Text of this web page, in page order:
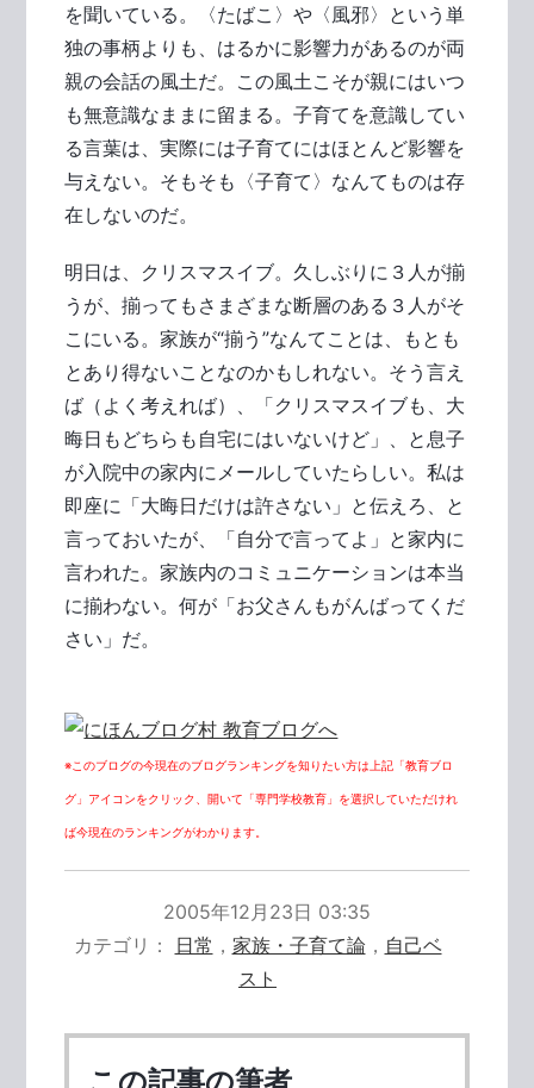
を聞いている。〈たばこ〉や〈風邪〉という単
独の事柄よりも、はるかに影響力があるのが両
親の会話の風土だ。この風土こそが親にはいつ
も無意識なままに留まる。子育てを意識してい
る言葉は、実際には子育てにはほとんど影響を
与えない。そもそも〈子育て〉なんてものは存
在しないのだ。
明日は、クリスマスイブ。久しぶりに３人が揃
うが、揃ってもさまざまな断層のある３人がそ
こにいる。家族が“揃う”なんてことは、もとも
とあり得ないことなのかもしれない。そう言え
ば（よく考えれば）、「クリスマスイブも、大
晦日もどちらも自宅にはいないけど」、と息子
が入院中の家内にメールしていたらしい。私は
即座に「大晦日だけは許さない」と伝えろ、と
言っておいたが、「自分で言ってよ」と家内に
言われた。家族内のコミュニケーションは本当
に揃わない。何が「お父さんもがんばってくだ
さい」だ。
※このブログの今現在のブログランキングを知りたい方は上記「教育ブロ
グ」アイコンをクリック、開いて「専門学校教育」を選択していただけれ
ば今現在のランキングがわかります。
2005年12月23日 03:35
カテゴリ
日常 ， 家族・子育て論， 自己ベ
スト